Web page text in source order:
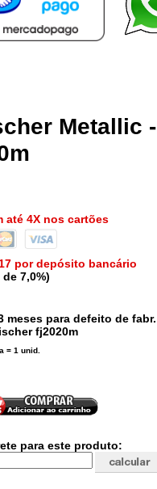
Metallic -
até 4X nos cartões
por depósito bancário
7,0%)
meses para defeito de fabr.
fj2020m
para este produto: